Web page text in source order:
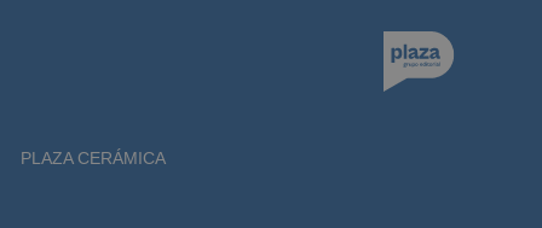
PLAZA CERÁMICA